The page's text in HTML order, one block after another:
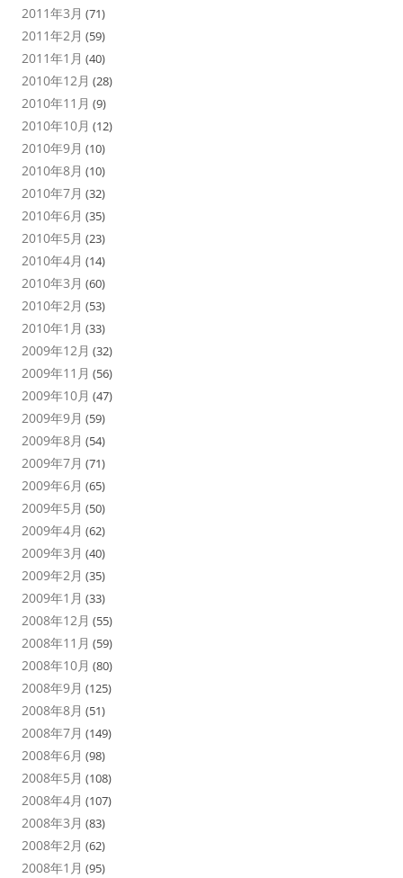
2011年3月 (71)
2011年2月 (59)
2011年1月 (40)
2010年12月 (28)
2010年11月 (9)
2010年10月 (12)
2010年9月 (10)
2010年8月 (10)
2010年7月 (32)
2010年6月 (35)
2010年5月 (23)
2010年4月 (14)
2010年3月 (60)
2010年2月 (53)
2010年1月 (33)
2009年12月 (32)
2009年11月 (56)
2009年10月 (47)
2009年9月 (59)
2009年8月 (54)
2009年7月 (71)
2009年6月 (65)
2009年5月 (50)
2009年4月 (62)
2009年3月 (40)
2009年2月 (35)
2009年1月 (33)
2008年12月 (55)
2008年11月 (59)
2008年10月 (80)
2008年9月 (125)
2008年8月 (51)
2008年7月 (149)
2008年6月 (98)
2008年5月 (108)
2008年4月 (107)
2008年3月 (83)
2008年2月 (62)
2008年1月 (95)